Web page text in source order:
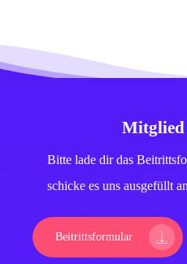
Mitglied
Bitte lade dir das
schicke es uns ausgefüllt
Beitrittsformular